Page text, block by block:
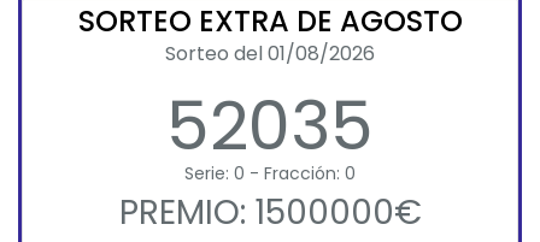
SORTEO EXTRA DE AGOSTO
Sorteo del 01/08/2026
52035
Serie: 0 - Fracción: 0
PREMIO: 1500000€